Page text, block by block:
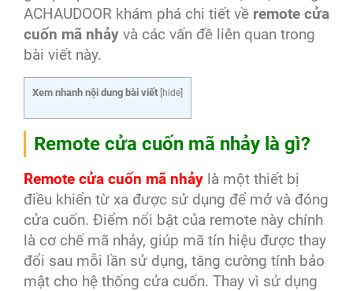
ACHAUDOOR khám phá chi tiết về remote cửa
cuốn mã nhảy và các vấn đề liên quan trong
bài viết này.
Xem nhanh nội dung bài viết hide
Remote cửa cuốn mã nhảy là gì?
Remote cửa cuốn mã nhảy là một thiết bị
điều khiển từ xa được sử dụng để mở và đóng
cửa cuốn. Điểm nổi bật của remote này chính
là cơ chế mã nhảy, giúp mã tín hiệu được thay
đổi sau mỗi lần sử dụng, tăng cường tính bảo
mật cho hệ thống cửa cuốn. Thay vì sử dụng